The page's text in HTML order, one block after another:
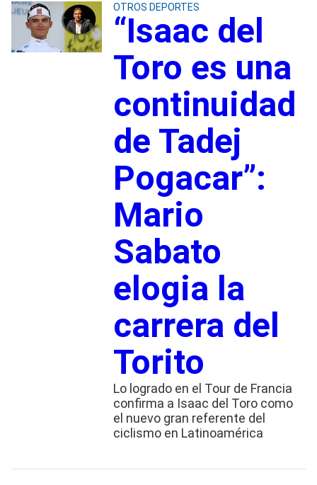
OTROS DEPORTES
“Isaac del
Toro es una
continuidad
de Tadej
Pogacar”:
Mario
Sabato
elogia la
carrera del
Torito
Lo logrado en el Tour de Francia
confirma a Isaac del Toro como
el nuevo gran referente del
ciclismo en Latinoamérica